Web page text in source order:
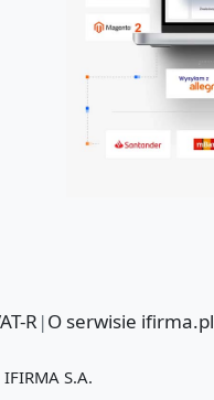
R |O serwisie ifirma.pl
IFIRMA S.A.